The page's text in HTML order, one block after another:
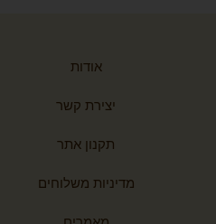
אודות
יצירת קשר
תקנון אתר
מדיניות משלוחים